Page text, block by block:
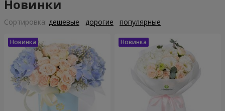
Новинки
Cортировка: дешевые дорогие популярные